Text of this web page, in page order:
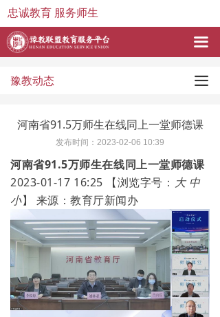
忠诚教育 服务师生
끀
豫教动态 끀
河南省91.5万师生在线同上一堂师德课
河南省91.5万师生在线同上一堂师德课
2023-01-17 16:25
【浏览字号： 大 中
小】 来源：教育厅新闻办
发布时间： 2023-02-06 10:39